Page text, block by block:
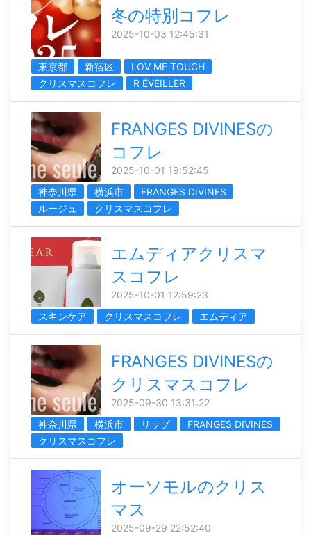
冬の特別コフレ
2025-10-03 12:45:31
東京都 新宿区
LOV ME TOUCH
クリスマスコフレ
R ÉVEILLER
FRANGES DIVINESの
コフレ
2025-10-01 19:52:45
神奈川県
横浜市
FRANGES DIVINES
ルージュ
クリスマスコフレ
エムディアクリスマ
スコフレ
2025-10-01 12:59:23
スキンケア
クリスマスコフレ エムディア
FRANGES DIVINESの
クリスマスコフレ
2025-09-30 13:31:22
神奈川県
横浜市 リップ
FRANGES DIVINES
クリスマスコフレ
オーソモルのクリス
マス
2025-09-29 22:52:40